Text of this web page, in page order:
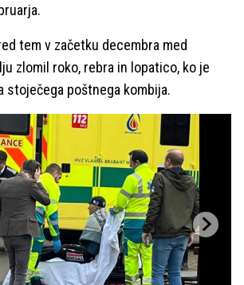
tem v začetku decembra med
zlomil roko, rebra in lopatico, ko je
stoječega poštnega kombija.